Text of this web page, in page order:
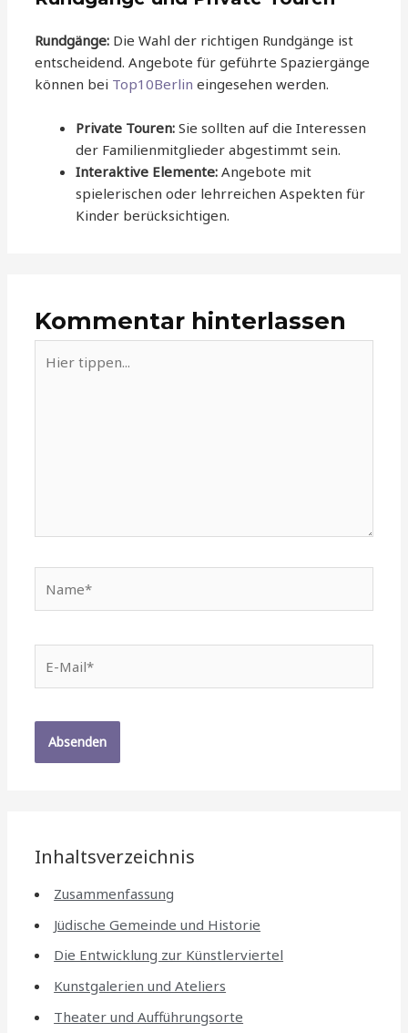
Rundgänge: Die Wahl der richtigen Rundgänge ist
entscheidend. Angebote für geführte Spaziergänge
können bei Top10Berlin eingesehen werden.
Private Touren: Sie sollten auf die Interessen
der Familienmitglieder abgestimmt sein.
Interaktive Elemente: Angebote mit
spielerischen oder lehrreichen Aspekten für
Kinder berücksichtigen.
Kommentar hinterlassen
tippen...
Mail*
Inhaltsverzeichnis
Zusammenfassung
Jüdische Gemeinde und Historie
Die Entwicklung zur Künstlerviertel
Kunstgalerien und Ateliers
Theater und Aufführungsorte